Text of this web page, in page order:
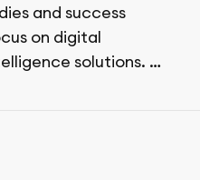
and success
on digital
solutions.